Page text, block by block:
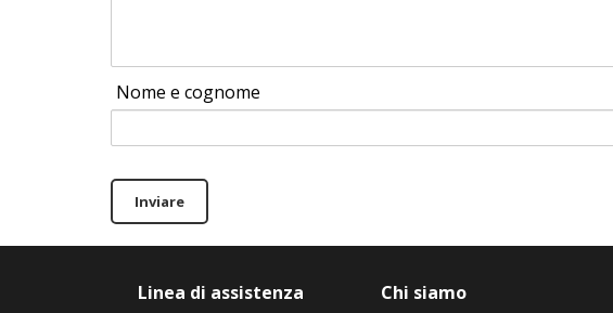
Nome e cognome
Inviare
Linea di assistenza Chi siamo